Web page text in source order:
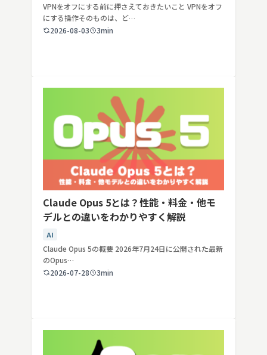
VPNをオフにする前に押さえておきたいこと VPNをオフ
にする操作そのものは、ど…
2026-08-03
3min
Claude Opus 5とは？性能・料金・他モ
デルとの違いをわかりやすく解説
AI
Claude Opus 5の概要 2026年7月24日に公開された最新
のOpus…
2026-07-28
3min